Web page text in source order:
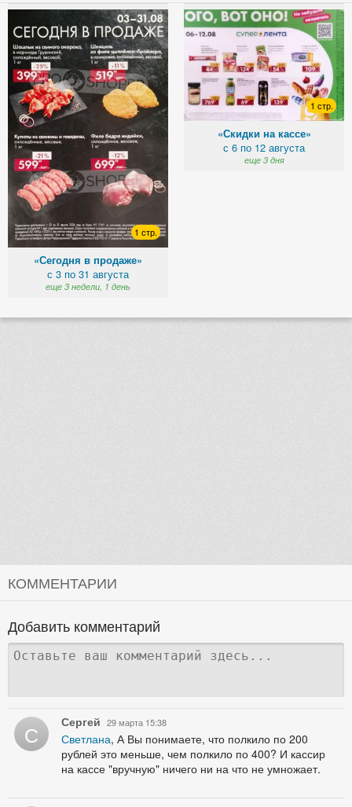
1 стр.
«Сегодня в продаже»
с 3 по 31 августа
еще 3 недели, 1 день
1 стр.
«Скидки на кассе»
с 6 по 12 августа
еще 3 дня
КОММЕНТАРИИ
Добавить комментарий
С Сергей 29 марта 15:38
Светлана, А Вы понимаете, что полкило по 200
рублей это меньше, чем полкило по 400? И кассир
на кассе "вручную" ничего ни на что не умножает.